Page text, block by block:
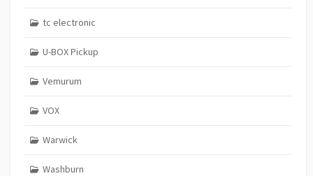
tc electronic
U-BOX Pickup
Vemurum
VOX
Warwick
Washburn